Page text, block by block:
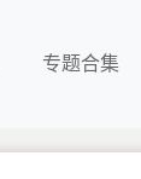
专题合集